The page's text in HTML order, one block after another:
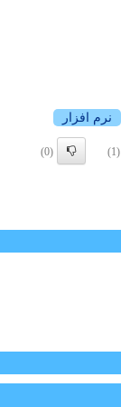
نرم افزار
(1)
(0)